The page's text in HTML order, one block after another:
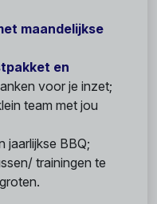
maandelijkse
en
voor je inzet;
team met jou
jaarlijkse BBQ;
trainingen te